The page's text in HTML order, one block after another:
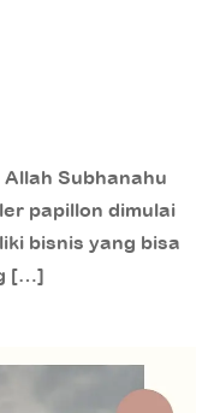
Subhanahu
papillon dimulai
bisnis yang bisa
[…]